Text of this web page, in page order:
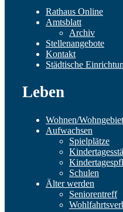
Rathaus Online
Amtsblatt
Archiv
Stellenangebote
Kontakt
Städtische
Leben
Wohnen/
Aufwachsen
Spielplätze
Schulen
Älter werden
Seniorentreff